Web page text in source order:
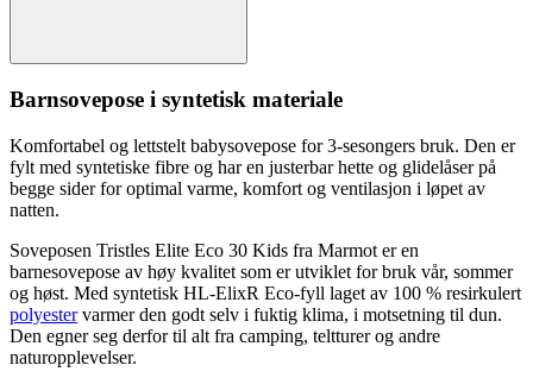
Barnsovepose i syntetisk materiale
Komfortabel og lettstelt babysovepose for3-sesongers bruk. Den er
fylt med syntetiske fibre og har en justerbar hette og glidelåser på
begge sider for optimal varme, komfort og ventilasjon i løpet av
natten.
Soveposen Tristles Elite Eco 30 Kids fra Marmot er en
barnesovepose av høy kvalitet som er utviklet for bruk vår, sommer
og høst. Med syntetisk HL-ElixR Eco-fyll laget av 100 % resirkulert
polyestervarmer den godt selv i fuktig klima, i motsetning til dun.
Den egner seg derfor til alt fra camping, teltturer og andre
naturopplevelser.